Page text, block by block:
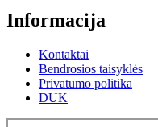
Informacija
Kontaktai
Bendrosios taisyklės
Privatumo politika
DUK